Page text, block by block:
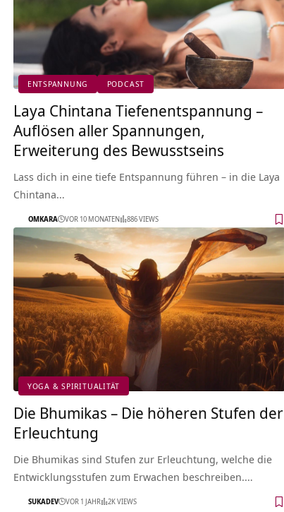
ENTSPANNUNG PODCAST
Laya Chintana Tiefenentspannung –
Auflösen aller Spannungen,
Erweiterung des Bewusstseins
Lass dich in eine tiefe Entspannung führen – in die Laya
Chintana…
OMKARA VOR 10 MONATEN 886 VIEWS
YOGA & SPIRITUALITÄT
Die Bhumikas – Die höheren Stufen der
Erleuchtung
Die Bhumikas sind Stufen zur Erleuchtung, welche die
Entwicklungsstufen zum Erwachen beschreiben.…
SUKADEV VOR 1 JAHR 2K VIEWS